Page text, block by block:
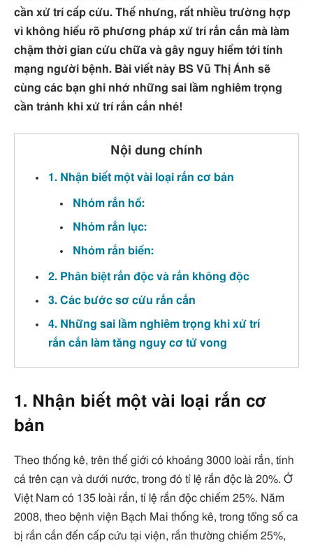
cần xử trí cấp cứu. Thế nhưng, rất nhiều trường hợp
vì không hiểu rõ phương pháp xử trí rắn cắn mà làm
chậm thời gian cứu chữa và gây nguy hiểm tới tính
mạng người bệnh. Bài viết này BS Vũ Thị Ánh sẽ
cùng các bạn ghi nhớ những sai lầm nghiêm trọng
cần tránh khi xử trí rắn cắn nhé!
Nội dung chính
1. Nhận biết một vài loại rắn cơ bản
Nhóm rắn hổ:
Nhóm rắn lục:
Nhóm rắn biển:
2. Phân biệt rắn độc và rắn không độc
3. Các bước sơ cứu rắn cắn
4. Những sai lầm nghiêm trọng khi xử trí
rắn cắn làm tăng nguy cơ tử vong
1. Nhận biết một vài loại rắn cơ
bản
Theo thống kê, trên thế giới có khoảng 3000 loài rắn, tính
cả trên cạn và dưới nước, trong đó tỉ lệ rắn độc là 20%. Ở
Việt Nam có 135 loài rắn, tỉ lệ rắn độc chiếm 25%. Năm
2008, theo bệnh viện Bạch Mai thống kê, trong tổng số ca
bị rắn cắn đến cấp cứu tại viện, rắn thường chiếm 25%,